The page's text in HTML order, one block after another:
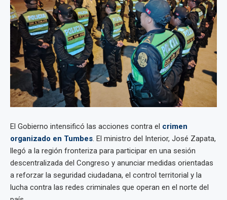
El Gobierno intensificó las acciones contra el crimen
organizado en Tumbes. El ministro del Interior, José Zapata,
llegó a la región fronteriza para participar en una sesión
descentralizada del Congreso y anunciar medidas orientadas
a reforzar la seguridad ciudadana, el control territorial y la
lucha contra las redes criminales que operan en el norte del